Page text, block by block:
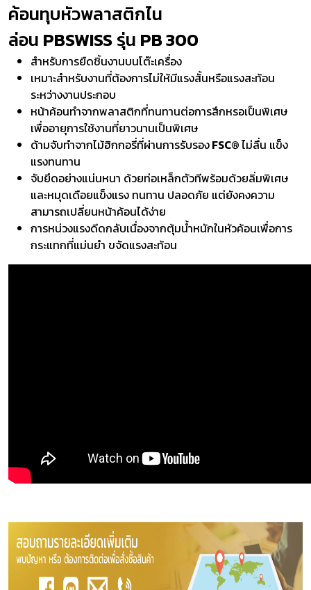
ค้อนทุบหัวพลาสติกไน
ล่อน PBSWISSรุ่น PB 300
สำหรับการยืดชิ้นงานบนโต๊ะเครื่อง
เหมาะสำหรับงานที่ต้องการไม่ให้มีแรงสั้นหรือแรงสะท้อน
ระหว่างงานประกอบ
หน้าค้อนทำจากพลาสติกที่ทนทานต่อการสึกหรอเป็นพิเศษ
เพื่ออายุการใช้งานที่ยาวนานเป็นพิเศษ
ด้ามจับทำจากไม้ฮิกกอรี่ที่ผ่านการรับรองFSC®ไม่ลื่น แข็ง
แรงทนทาน
จับยึดอย่างแน่นหนา ด้วยท่อเหล็กตัวทีพร้อมด้วยลิ่มพิเศษ
และหมุดเดือยแข็งแรง ทนทาน ปลอดภัย แต่ยังคงความ
สามารถเปลี่ยนหน้าค้อนได้ง่าย
การหน่วงแรงดีดกลับเนื่องจากตุ้มน้ำหนักในหัวค้อนเพื่อการ
กระแทกที่แม่นยำ ขจัดแรงสะท้อน